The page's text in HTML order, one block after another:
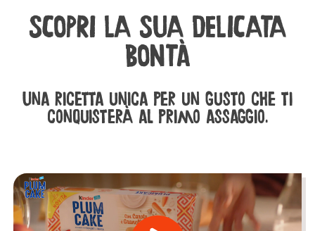
SCOPRI LA SUA DELICATA
BONTÀ
Una ricetta unica per un gusto che ti
conquisterà al primo assaggio.